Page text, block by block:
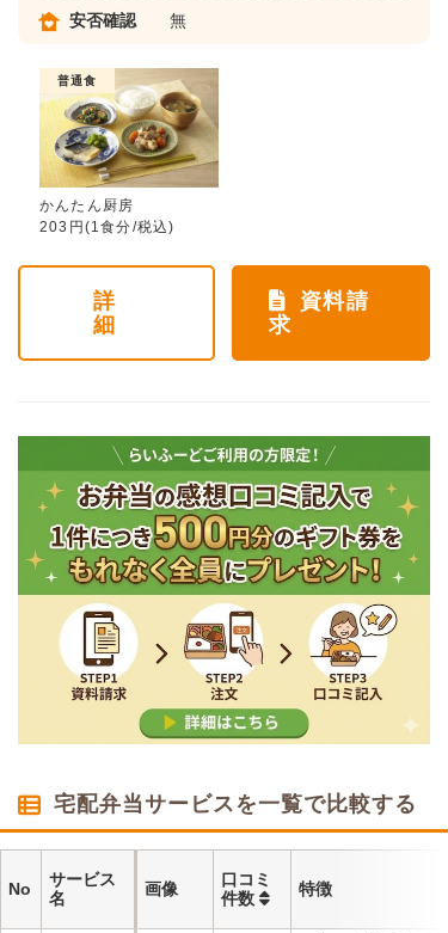
安否確認 無
普通食
かんたん厨房
203円(1食分/税込)
詳
細
資料請
求
宅配弁当サービスを一覧で比較する
No
サービス
名
画像
口コミ
件数
特徴